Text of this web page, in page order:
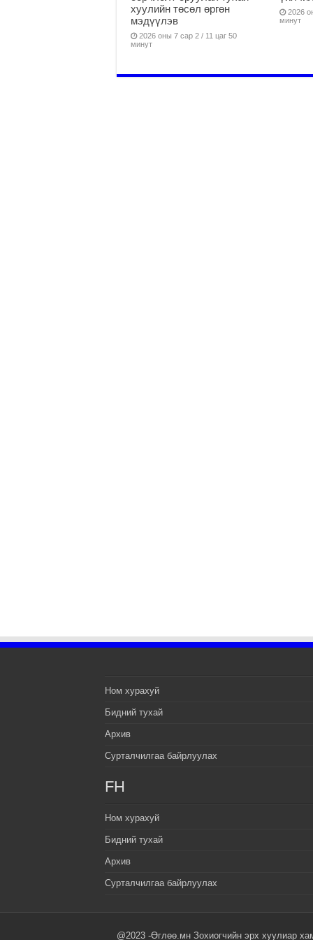
хуулийн төсөл өргөн
мэдүүлэв
2026 оны 7 сар 2 / 11 цаг 50
минут
2026
минут
Ном хурахуй
Бидний тухай
Архив
Сурталчилгаа байрлуулах
FH
Ном хурахуй
Бидний тухай
Архив
Сурталчилгаа байрлуулах
@2023 -Өглөө.мн Зохиогчийн эрх хуулиар